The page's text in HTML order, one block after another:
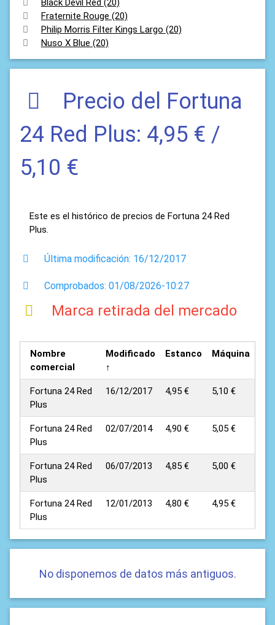
Black Devil Red (20)
Fraternite Rouge (20)
Philip Morris Filter Kings Largo (20)
Nuso X Blue (20)
Precio del Fortuna
24 Red Plus: 4,95 € /
5,10 €
Este es el histórico de precios de Fortuna 24 Red
Plus.
Última modificación: 16/12/2017
Comprobados: 01/08/2026-10:27
Marca retirada del mercado
Nombre
comercial
Modificado
↑
Estanco Máquina
Fortuna 24 Red
Plus
16/12/2017 4,95 € 5,10 €
Fortuna 24 Red
Plus
02/07/2014 4,90 € 5,05 €
Fortuna 24 Red
Plus
06/07/2013 4,85 € 5,00 €
Fortuna 24 Red
Plus
12/01/2013 4,80 € 4,95 €
No disponemos de datos más antiguos.